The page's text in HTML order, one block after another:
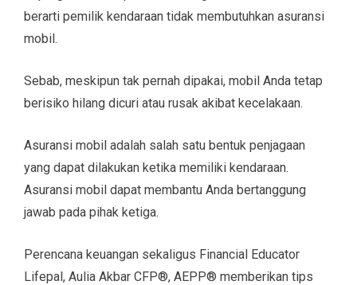
berarti pemilik kendaraan tidak membutuhkan asuransi
mobil.
Sebab, meskipun tak pernah dipakai, mobil Anda tetap
berisiko hilang dicuri atau rusak akibat kecelakaan.
Asuransi mobil adalah salah satu bentuk penjagaan
yang dapat dilakukan ketika memiliki kendaraan.
Asuransi mobil dapat membantu Anda bertanggung
jawab pada pihak ketiga.
Perencana keuangan sekaligus Financial Educator
Lifepal, Aulia Akbar CFP®, AEPP® memberikan tips